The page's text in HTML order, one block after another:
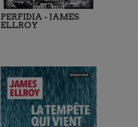
PERFIDIA - JAMES
ELLROY